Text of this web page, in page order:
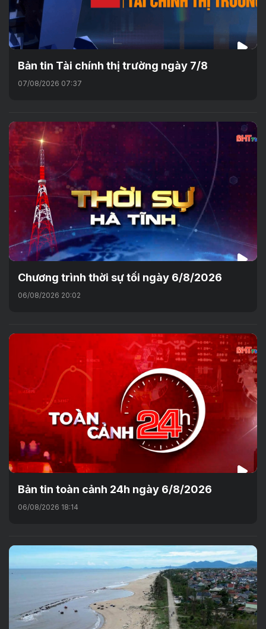
Bản tin Tài chính thị trường ngày 7/8
07/08/2026 07:37
Chương trình thời sự tối ngày 6/8/2026
06/08/2026 20:02
Bản tin toàn cảnh 24h ngày 6/8/2026
06/08/2026 18:14